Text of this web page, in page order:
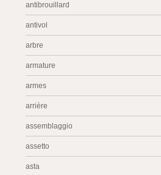
antibrouillard
antivol
arbre
armature
armes
arrière
assemblaggio
assetto
asta